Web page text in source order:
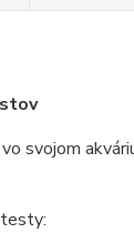
svojom